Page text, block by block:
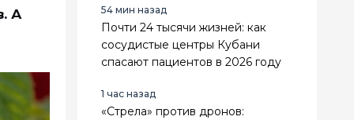
А
54 мин назад
Почти 24 тысячи жизней: как
сосудистые центры Кубани
спасают пациентов в 2026 году
1 час назад
«Стрела» против дронов: